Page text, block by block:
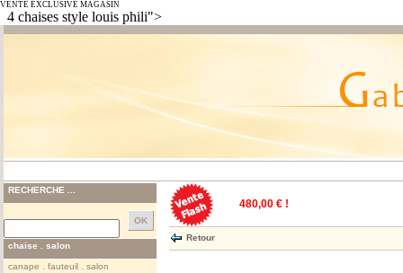
VENTE EXCLUSIVE MAGASIN
4 chaises style louis phili">
RECHERCHE ...
chaise . salon
canape . fauteuil . salon
480,00 € !
Retour